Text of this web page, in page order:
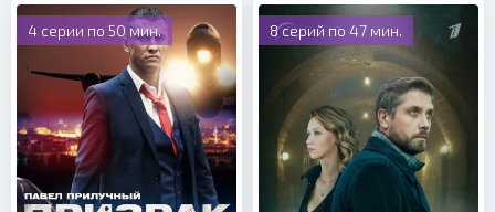
4 серии по 50 мин. 8 серий по 47 мин.